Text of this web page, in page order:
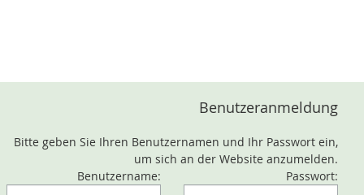
Benutzeranmeldung
Bitte geben Sie Ihren Benutzernamen und Ihr Passwort ein,
um sich an der Website anzumelden.
Benutzername:
Passwort: